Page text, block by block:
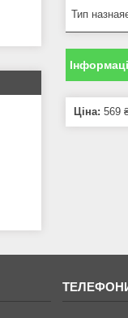
Тип
Ціна: 569